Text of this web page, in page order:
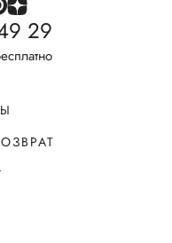
29